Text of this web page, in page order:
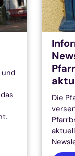
und
Die